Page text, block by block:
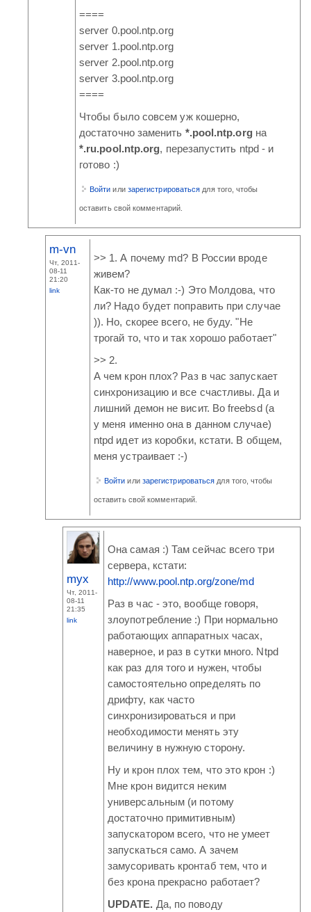
====
server 0.pool.ntp.org
server 1.pool.ntp.org
server 2.pool.ntp.org
server 3.pool.ntp.org
====
Чтобы было совсем уж кошерно,
достаточно заменить *.pool.ntp.orgна
*.ru.pool.ntp.org, перезапустить ntpd - и
готово :)
Войти или зарегистрироваться для того, чтобы
оставить свой комментарий.
m-vn
Чт, 2011-
08-11
21:20
link
>> 1. А почему md? В России вроде
живем?
Как-то не думал :-) Это Молдова, что
ли? Надо будет поправить при случае
)). Но, скорее всего, не буду. "Не
трогай то, что и так хорошо работает"
>> 2.
А чем крон плох? Раз в час запускает
синхронизацию и все счастливы. Да и
лишний демон не висит. Во freebsd (а
у меня именно она в данном случае)
ntpd идет из коробки, кстати. В общем,
меня устраивает :-)
Войти или зарегистрироваться для того, чтобы
оставить свой комментарий.
myx
Чт, 2011-
08-11
21:35
link
Она самая :) Там сейчас всего три
сервера, кстати:
http://www.pool.ntp.org/zone/md
Раз в час - это, вообще говоря,
злоупотребление :) При нормально
работающих аппаратных часах,
наверное, и раз в сутки много. Ntpd
как раз для того и нужен, чтобы
самостоятельно определять по
дрифту, как часто
синхронизироваться и при
необходимости менять эту
величину в нужную сторону.
Ну и крон плох тем, что это крон :)
Мне крон видится неким
универсальным (и потому
достаточно примитивным)
запускатором всего, что не умеет
запускаться само. А зачем
замусоривать кронтаб тем, что и
без крона прекрасно работает?
UPDATE. Да, по поводу